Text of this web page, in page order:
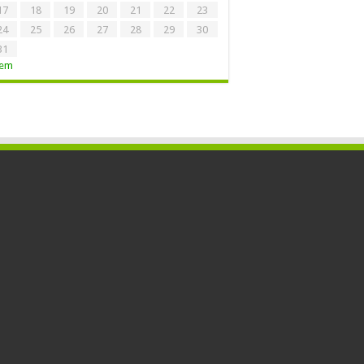
18 19 20 21 22
23
25 26 27 28 29
30